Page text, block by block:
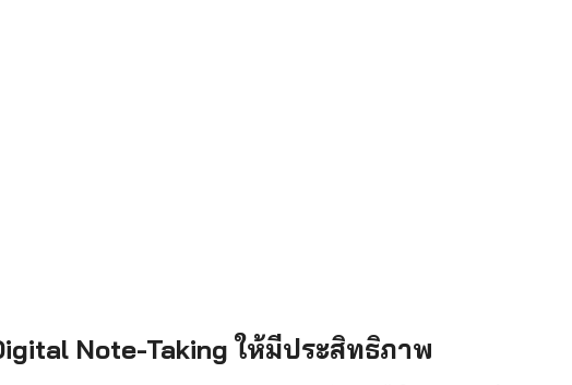
Note-Taking ให้มีประสิทธิภาพ